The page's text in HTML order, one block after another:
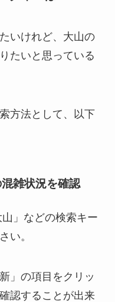
いけれど、大山の
たいと思っている
方法として、以下
雑状況を確認
」などの検索キー
い。
」の項目をクリッ
認することが出来